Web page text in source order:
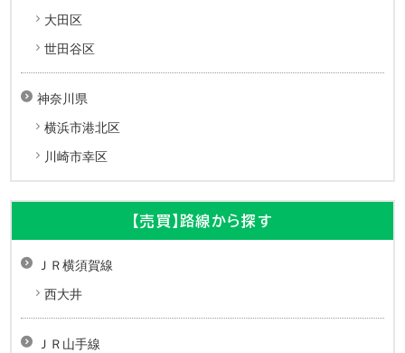
大田区
世田谷区
神奈川県
横浜市港北区
川崎市幸区
【売買】路線から探す
ＪＲ横須賀線
西大井
ＪＲ山手線